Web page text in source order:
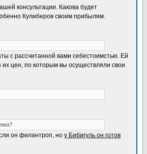
консультации. Какова будет
Кулиберов своим прибылям.
с рассчитанной вами себестоимстью. Ей
их цен, по которым вы осуществляли свои
он филантроп, но у Бибигуль он готов